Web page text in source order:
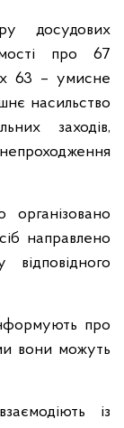
досудових
про 67
63 – умисне
насильство
заходів,
направлено
про
вони можуть
із